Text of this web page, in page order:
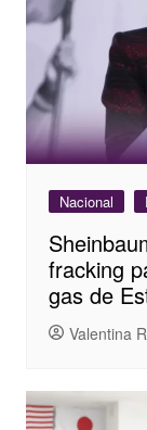
Nacional
fracking
gas de
Valentina